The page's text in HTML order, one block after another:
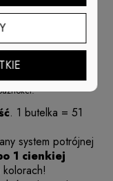
. 1 butelka = 51
system potrójnej
1 cienkiej